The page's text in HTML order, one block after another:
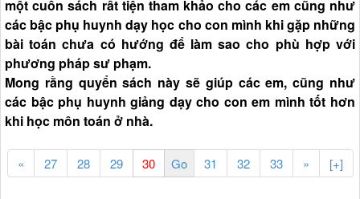
một cuốn sách rất tiện tham khảo cho các em cũng như
các bậc phụ huynh dạy học cho con mình khi gặp những
bài toán chưa có hướng để làm sao cho phù hợp với
phương pháp sư phạm.
Mong rằng quyển sách này sẽ giúp các em, cũng như
các bậc phụ huynh giảng dạy cho con em mình tốt hơn
khi học môn toán ở nhà.
« 27 28 29 31 32 33 » [+]